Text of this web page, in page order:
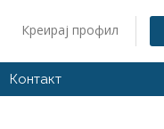
Креирај профил
Контакт